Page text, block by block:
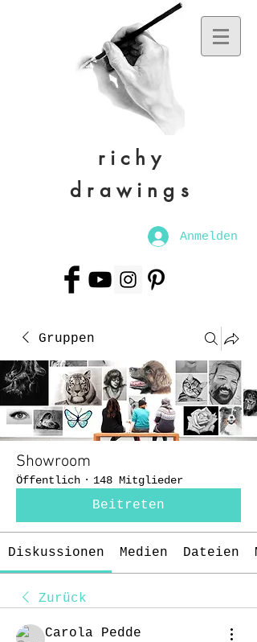
richy
drawings
Anmelden
Gruppen
Showroom
Öffentlich · 148 Mitglieder
Beitreten
Diskussionen Medien Dateien
Zurück
Carola Pedde